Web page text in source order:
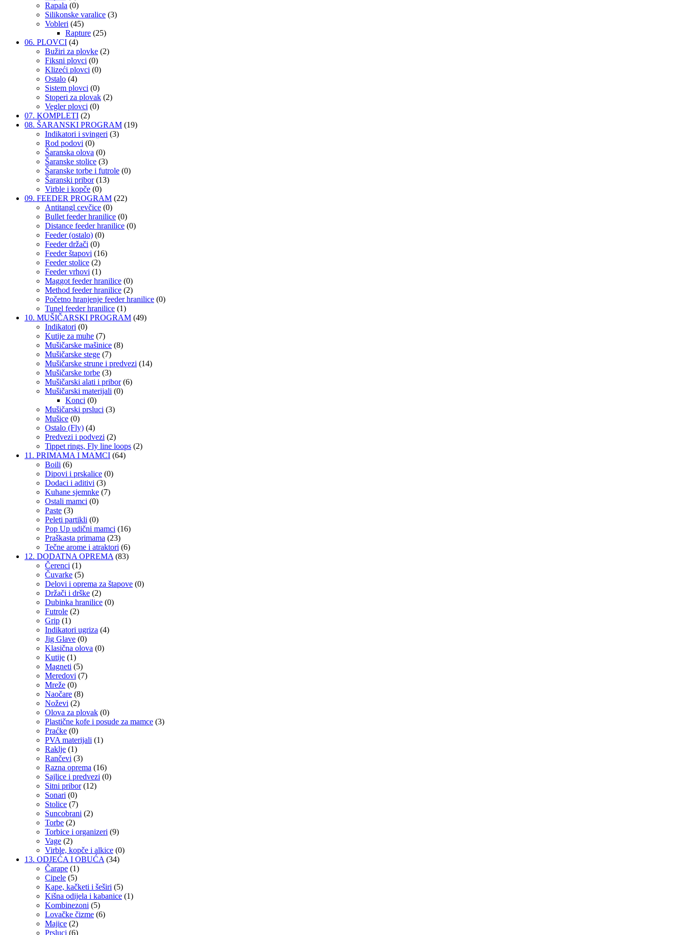
Rapala (0)
Silikonske varalice (3)
Vobleri (45)
Rapture (25)
06. PLOVCI (4)
Bužiri za plovke (2)
Fiksni plovci (0)
Klizeći plovci (0)
Ostalo (4)
Sistem plovci (0)
Stoperi za plovak (2)
Vegler plovci (0)
07. KOMPLETI (2)
08. ŠARANSKI PROGRAM (19)
Indikatori i svingeri (3)
Rod podovi (0)
Šaranska olova (0)
Šaranske stolice (3)
Šaranske torbe i futrole (0)
Šaranski pribor (13)
Virble i kopče (0)
09. FEEDER PROGRAM (22)
Antitangl cevčice (0)
Bullet feeder hranilice (0)
Distance feeder hranilice (0)
Feeder (ostalo) (0)
Feeder držači (0)
Feeder štapovi (16)
Feeder stolice (2)
Feeder vrhovi (1)
Maggot feeder hranilice (0)
Method feeder hranilice (2)
Početno hranjenje feeder hranilice (0)
Tunel feeder hranilice (1)
10. MUŠIČARSKI PROGRAM (49)
Indikatori (0)
Kutije za muhe (7)
Mušičarske mašinice (8)
Mušičarske stege (7)
Mušičarske strune i predvezi (14)
Mušičarske torbe (3)
Mušičarski alati i pribor (6)
Mušičarski materijali (0)
Konci (0)
Mušičarski prsluci (3)
Mušice (0)
Ostalo (Fly) (4)
Predvezi i podvezi (2)
Tippet rings, Fly line loops (2)
11. PRIMAMA I MAMCI (64)
Boili (6)
Dipovi i prskalice (0)
Dodaci i aditivi (3)
Kuhane sjemnke (7)
Ostali mamci (0)
Paste (3)
Peleti partikli (0)
Pop Up udični mamci (16)
Praškasta primama (23)
Tečne arome i atraktori (6)
12. DODATNA OPREMA (83)
Čerenci (1)
Čuvarke (5)
Delovi i oprema za štapove (0)
Držači i drške (2)
Dubinka hranilice (0)
Futrole (2)
Grip (1)
Indikatori ugriza (4)
Jig Glave (0)
Klasična olova (0)
Kutije (1)
Magneti (5)
Meredovi (7)
Mreže (0)
Naočare (8)
Noževi (2)
Olova za plovak (0)
Plastične kofe i posude za mamce (3)
Praćke (0)
PVA materijali (1)
Raklje (1)
Rančevi (3)
Razna oprema (16)
Sajlice i predvezi (0)
Sitni pribor (12)
Sonari (0)
Stolice (7)
Suncobrani (2)
Torbe (2)
Torbice i organizeri (9)
Vage (2)
Virble, kopče i alkice (0)
13. ODJEĆA I OBUĆA (34)
Čarape (1)
Cipele (5)
Kape, kačketi i šeširi (5)
Kišna odijela i kabanice (1)
Kombinezoni (5)
Lovačke čizme (6)
Majice (2)
Prsluci (6)